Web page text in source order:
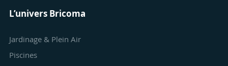
L’univers Bricoma
Jardinage & Plein Air
Piscines